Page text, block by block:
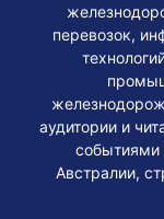
перевозок,
аудитории и
событиями
Австралии,